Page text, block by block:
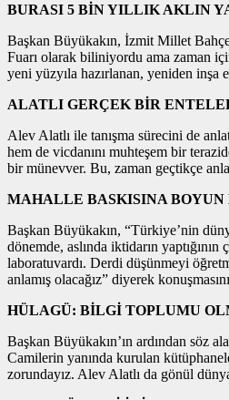
BURASI 5 BİN YILLIK AKLIN
Başkan Büyükakın, İzmit Millet
Fuarı olarak biliniyordu ama zaman
yeni yüzyıla hazırlanan, yeniden inşa
ALATLI GERÇEK BİR
Alev Alatlı ile tanışma sürecini de
hem de vicdanını muhteşem bir
bir münevver. Bu, zaman geçtikçe
MAHALLE BASKISINA BOYUN
Başkan Büyükakın, “Türkiye’nin
dönemde, aslında iktidarın
laboratuvardı. Derdi düşünmeyi
anlamış olacağız” diyerek
HÜLAGÜ: BİLGİ TOPLUMU
Başkan Büyükakın’ın ardından söz
Camilerin yanında kurulan
zorundayız. Alev Alatlı da gönül